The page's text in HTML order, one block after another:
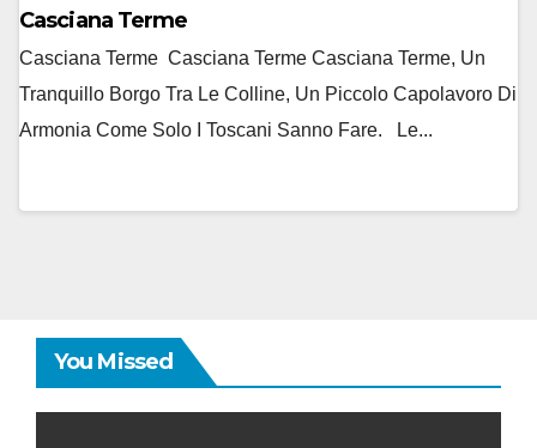
Casciana Terme
Casciana Terme Casciana Terme Casciana Terme, Un
Tranquillo Borgo Tra Le Colline, Un Piccolo Capolavoro Di
Armonia Come Solo I Toscani Sanno Fare. Le...
You Missed